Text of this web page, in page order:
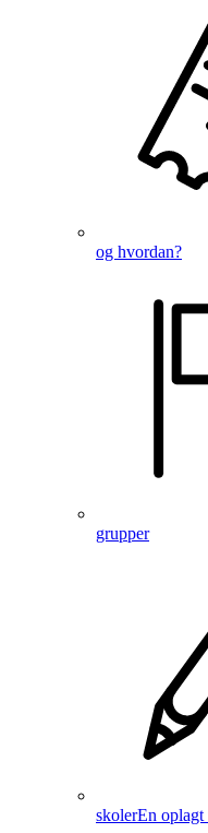
og hvordan?
grupper
skolerEn